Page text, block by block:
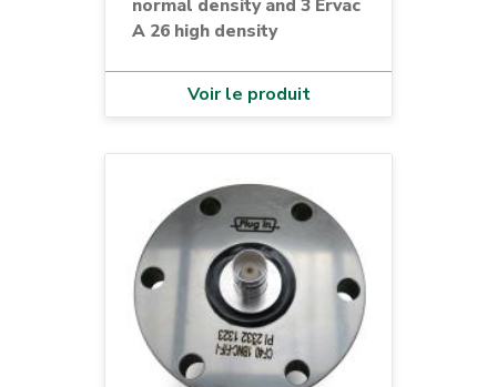
normal density and 3 Ervac
A 26 high density
Voir le produit